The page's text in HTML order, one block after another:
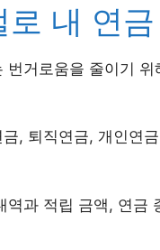
내 연
번거로움을 줄이기
, 퇴직연금, 개인연
역과 적립 금액, 연금